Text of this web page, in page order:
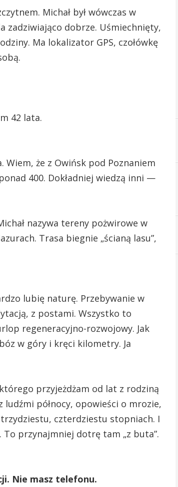
Michał był wówczas w
zadziwiająco dobrze. Uśmiechnięty,
Ma lokalizator GPS, czołówkę
42 lata.
że z Owińsk pod Poznaniem
400. Dokładniej wiedzą inni —
nazywa tereny pożwirowe w
Trasa biegnie „ścianą lasu”,
lubię naturę. Przebywanie w
z postami. Wszystko to
regeneracyjno-rozwojowy. Jak
w góry i kręci kilometry. Ja
przyjeżdżam od lat z rodziną
północy, opowieści o mrozie,
czterdziestu stopniach. I
To przynajmniej dotrę tam „z buta”.
Nie masz telefonu.